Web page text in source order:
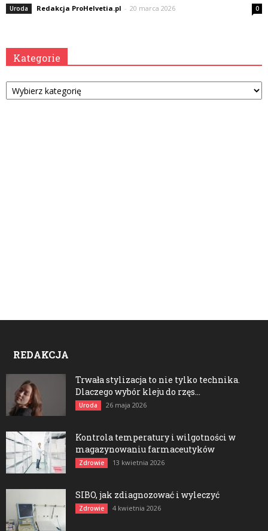
Uroda Redakcja ProHelvetia.pl - 20 marca 2026 0
Kategorie
Kategorie
REDAKCJA
Trwała stylizacja to nie tylko technika.
Dlaczego wybór kleju do rzęs...
Uroda 26 maja 2026
Kontrola temperatury i wilgotności w
magazynowaniu farmaceutyków
Zdrowie 13 kwietnia 2026
SIBO, jak zdiagnozować i wyleczyć
Zdrowie 4 kwietnia 2026